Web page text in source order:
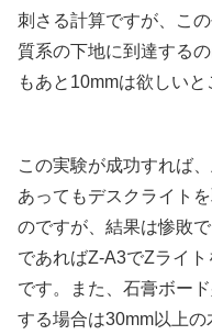
刺さる計算ですが、こ
質系の下地に到達する
もあと10mmは欲しいと
この実験が成功すれば
あってもデスクライト
のですが、結果は惨敗
であればZ-A3でZライ
です。また、石膏ボー
する場合は30mm以上